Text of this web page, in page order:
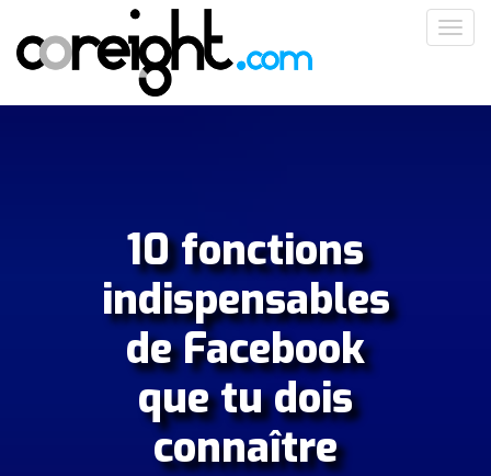
contenu
principal
10 fonctions
indispensables
de Facebook
que tu dois
connaître